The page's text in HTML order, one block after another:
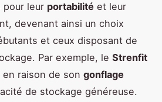
leur portabilité et leur
devenant ainsi un choix
et ceux disposant de
Par exemple, le Strenfit
raison de son gonflage
de stockage généreuse.